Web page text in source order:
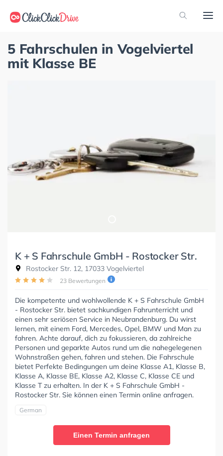
5 Fahrschulen in Vogelviertel
mit Klasse BE
K + S Fahrschule GmbH - Rostocker Str.
Rostocker Str. 12, 17033 Vogelviertel
23 Bewertungen
Die kompetente und wohlwollende K + S Fahrschule GmbH
- Rostocker Str. bietet sachkundigen Fahrunterricht und
einen sehr seriösen Service in Neubrandenburg. Du wirst
lernen, mit einem Ford, Mercedes, Opel, BMW und Man zu
fahren. Achte darauf, dich zu fokussieren, da zahlreiche
Personen und geparkte Autos rund um die nahegelegenen
Wohnstraßen gehen, fahren und stehen. Die Fahrschule
bietet Perfekte Bedingungen um deine Klasse A1, Klasse B,
Klasse A, Klasse BE, Klasse A2, Klasse C, Klasse CE und
Klasse T zu erhalten. In der K + S Fahrschule GmbH -
Rostocker Str. Sie können einen Termin online anfragen.
German
Einen Termin anfragen